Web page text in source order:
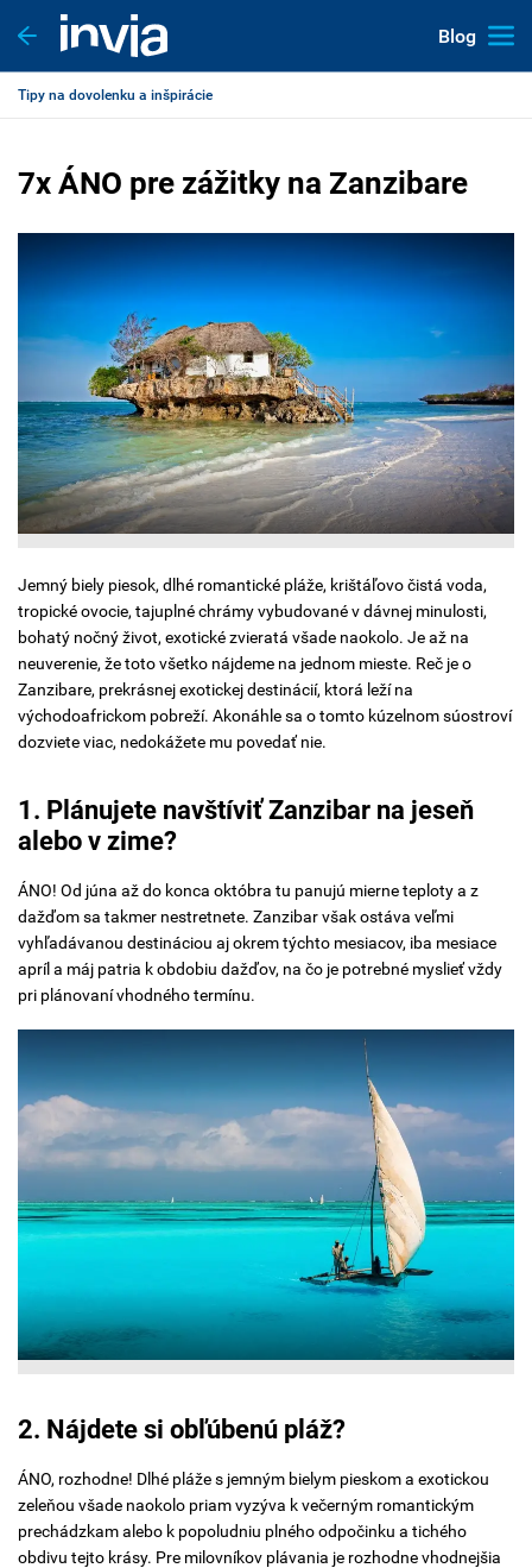
Blog
Tipy na dovolenku a inšpirácie
7x ÁNO pre zážitky na Zanzibare
Jemný biely piesok, dlhé romantické pláže, krištáľovo čistá voda,
tropické ovocie, tajuplné chrámy vybudované v dávnej minulosti,
bohatý nočný život, exotické zvieratá všade naokolo. Je až na
neuverenie, že toto všetko nájdeme na jednom mieste. Reč je o
Zanzibare, prekrásnej exotickej destinácií, ktorá leží na
východoafrickom pobreží. Akonáhle sa o tomto kúzelnom súostroví
dozviete viac, nedokážete mu povedať nie.
1. Plánujete navštíviť Zanzibar na jeseň
alebo v zime?
ÁNO! Od júna až do konca októbra tu panujú mierne teploty a z
dažďom sa takmer nestretnete. Zanzibar však ostáva veľmi
vyhľadávanou destináciou aj okrem týchto mesiacov, iba mesiace
apríl a máj patria k obdobiu dažďov, na čo je potrebné myslieť vždy
pri plánovaní vhodného termínu.
2. Nájdete si obľúbenú pláž?
ÁNO, rozhodne! Dlhé pláže s jemným bielym pieskom a exotickou
zeleňou všade naokolo priam vyzýva k večerným romantickým
prechádzkam alebo k popoludniu plného odpočinku a tichého
obdivu tejto krásy. Pre milovníkov plávania je rozhodne vhodnejšia